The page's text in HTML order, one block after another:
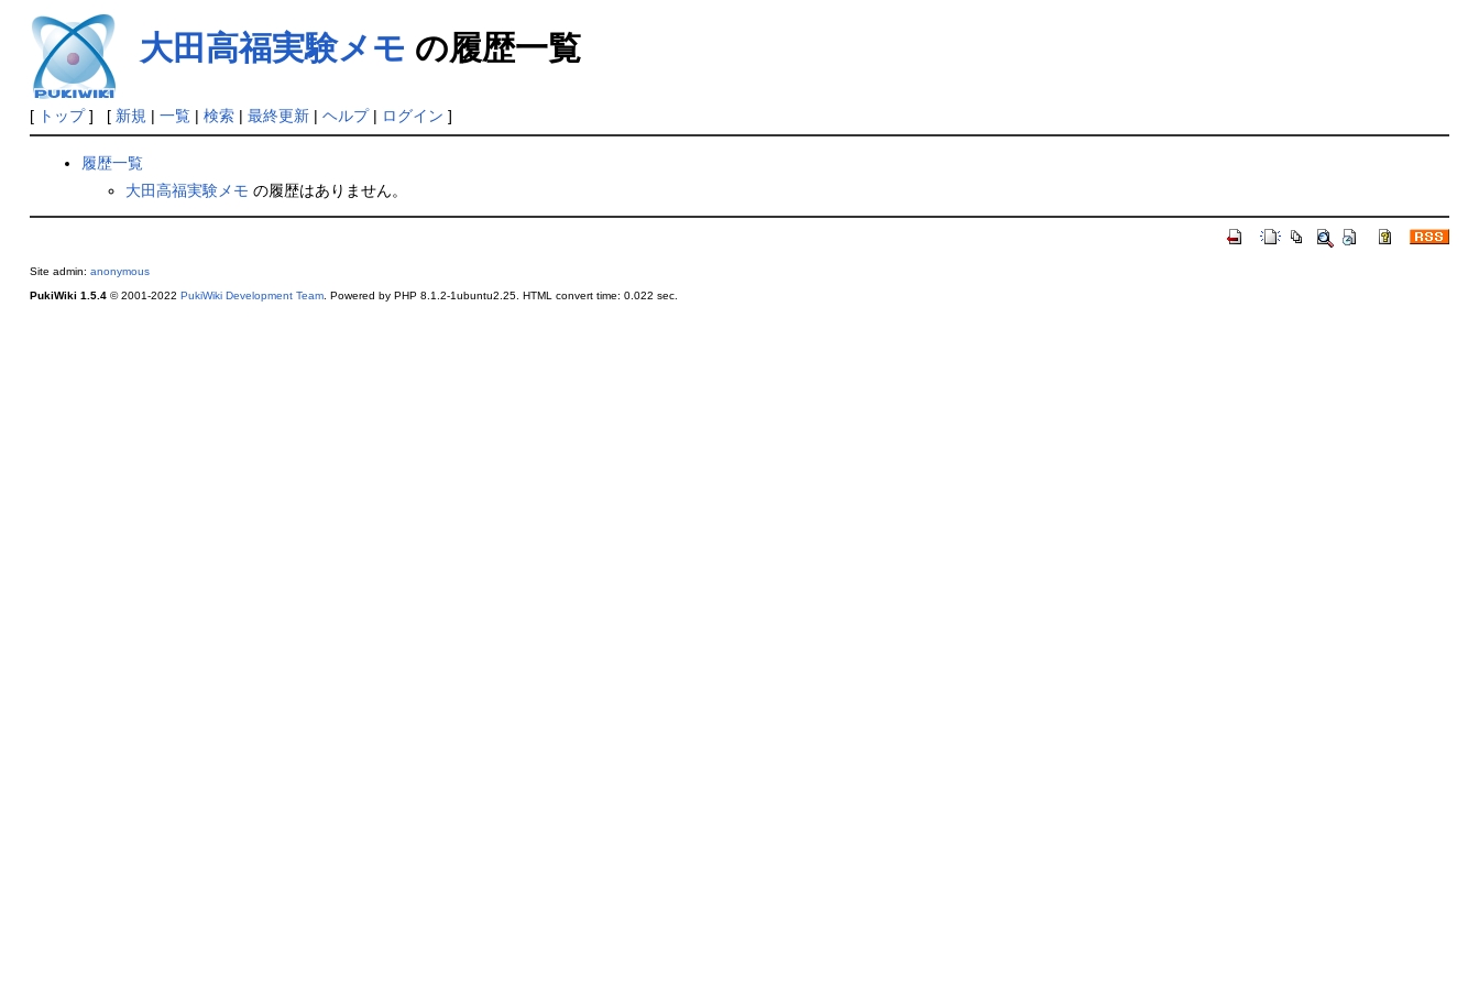
大田高福実験メモ の履歴一覧
[ トップ] [ 新規 | 一覧| 検索| 最終更新| ヘルプ| ログイン ]
履歴一覧
大田高福実験メモ の履歴はありません。
Site admin: anonymous
PukiWiki 1.5.4© 2001-2022 PukiWiki Development Team. Powered by PHP 8.1.2-1ubuntu2.25. HTML convert time: 0.022 sec.